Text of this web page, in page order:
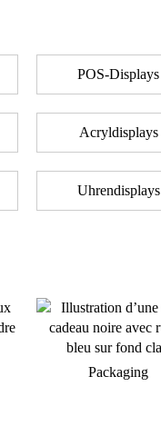
POS-Displays
Acryldisplays
Uhrendisplays
Packaging